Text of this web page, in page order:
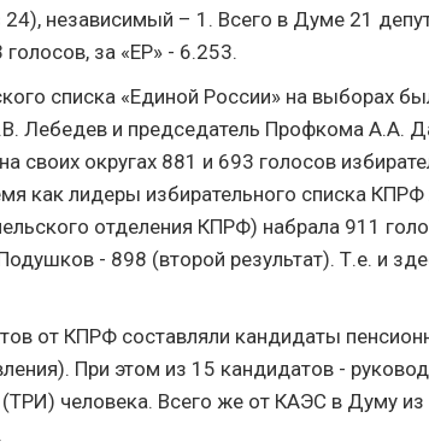
24), независимый – 1. Всего в Думе 21
за «ЕР» - 6.253.
списка «Единой России» на выборах
Лебедев и председатель Профкома А.А.
своих округах 881 и 693 голосов
как лидеры избирательного списка
отделения КПРФ) набрала 911
- 898 (второй результат). Т.е. и
от КПРФ составляли кандидаты
При этом из 15 кандидатов -
человека. Всего же от КАЭС в Думу из